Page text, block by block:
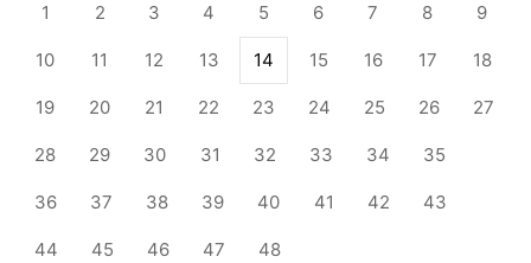
1 2 3 4 5 6 7 8 9
10 11 12 13 14 15 16 17 18
19 20 21 22 23 24 25 26 27
28 29 30 31 32 33 34 35
36 37 38 39 40 41 42 43
44 45 46 47 48